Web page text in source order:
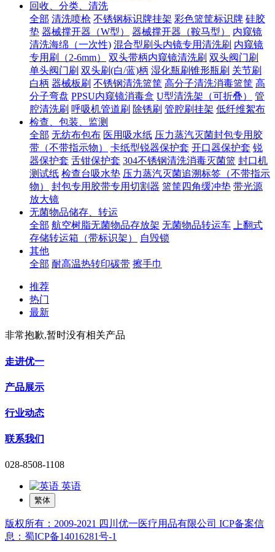
回收、分类、清洗
全部 清洗喷枪 不锈钢标识牌挂架 彩色篮筐标识牌 硅胶
垫 器械撑开器（W型） 器械撑开器（鞍马型）
内窥镜
清洗海绵（一次性) 混合型刷头内镜专用清洗刷 内窥镜
专用刷（2-6mm）
双头带柄内窥镜清洗刷 双头阀门刷
单头阀门刷 双头刷(白/蓝)柄 湿化瓶刷锥形瓶刷 关节刷
白柄 器械板刷 不锈钢清洗篮筐 高分子清洗消毒篮筐 高
分子弯盘 PPSU内窥镜消毒盒 U型清洗架（可折叠）
管
腔清洗刷 呼吸机管道刷 除锈刷 管腔刷挂架 低纤维絮布
检查、包装、监测
全部 无纺布包布 医用吸水纸 压力蒸汽灭菌封包专用胶
带（不带指示物）
卡纸型锐器保护套 开口器保护套 锐
器保护套 舌钳保护套 304不锈钢清洗消毒灭菌篮 封口机
测试纸 检查台吸水垫 压力蒸汽灭菌追溯标签（不带指示
物）
封包专用胶带专用切割器 篮筐四角缓冲垫 带光源
放大镜
无菌物品储存、转运
全部 航空树脂无菌物品存放架 无菌物品转运车
上翻式
存储转运箱（带标识架）
自毁锁
其他
全部 耐高温热转印碳带 擦手巾
推荐
热门
最新
非常抱歉,暂时没有相关产品
走进优一
产品展示
行业动态
联系我们
028-8508-1108
英语
繁体
版权所有：2009-2021 四川优一医疗用品有限公司 ICP备案信
息：蜀ICP备14016281号-1